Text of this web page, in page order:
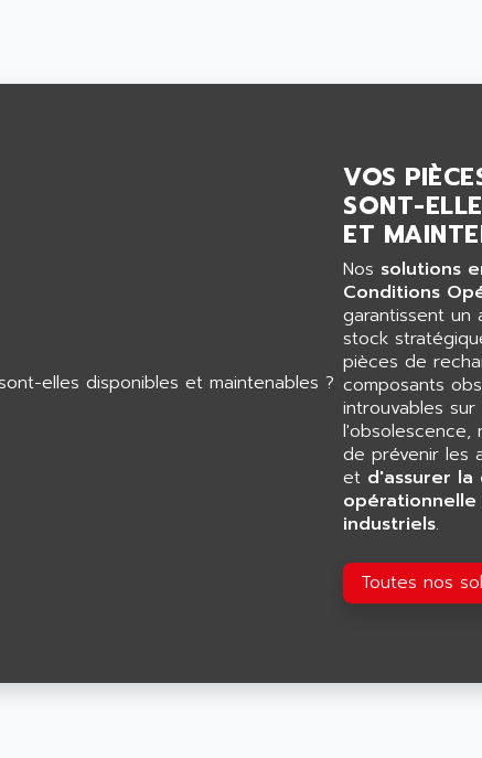
VOS
SONT-
ET
Nos solutions
Conditions
garantissent un
stock
pièces de
composants
introuvables
de prévenir les
et d'assurer la
industriels.
Toutes nos